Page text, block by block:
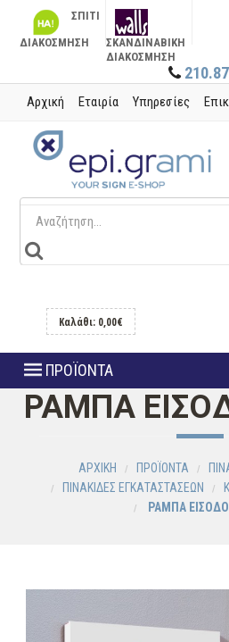
ΣΠΙΤΙ
ΔΙΑΚΟΣΜΗΣΗ
ΣΚΑΝΔΙΝΑΒΙΚΗ
ΔΙΑΚΟΣΜΗΣΗ
Αρχική Εταιρία Υπηρεσίες
Καλάθι: 0,00€
ΠΡΟΪΟΝΤΑ
ΡΑΜΠΑ
ΑΡΧΙΚΗ ΠΡΟΪΟΝΤΑ
ΠΙΝΑΚΙΔΕΣ ΕΓΚΑΤΑΣΤΑΣΕΩΝ
ΡΑΜΠΑ